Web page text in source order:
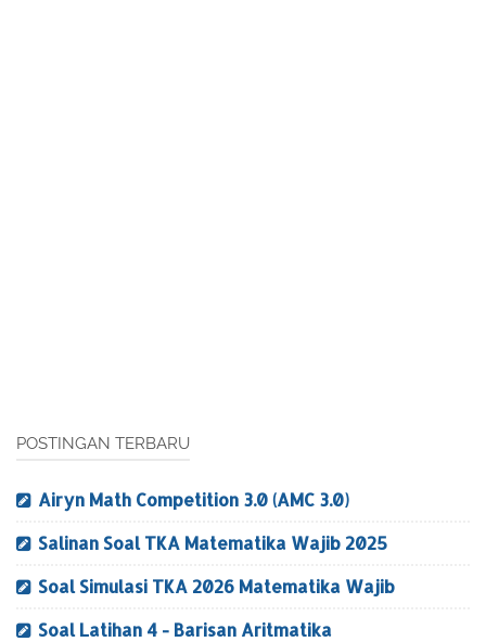
POSTINGAN TERBARU
Airyn Math Competition 3.0 (AMC 3.0)
Salinan Soal TKA Matematika Wajib 2025
Soal Simulasi TKA 2026 Matematika Wajib
Soal Latihan 4 - Barisan Aritmatika